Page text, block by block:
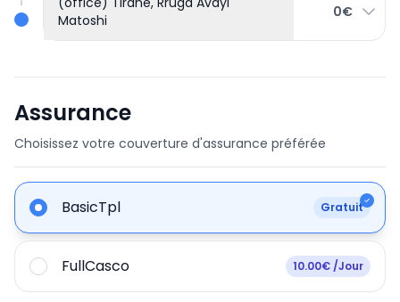
Matoshi
0€
Assurance
Choisissez votre couverture d'assurance préférée
BasicTpl Gratuit
FullCasco 10.00€ /Jour